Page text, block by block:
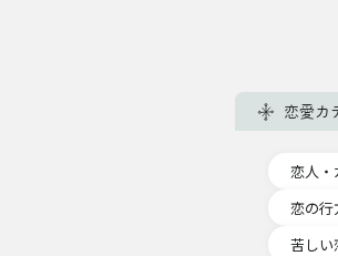
恋愛カ
恋人
恋の
苦しい